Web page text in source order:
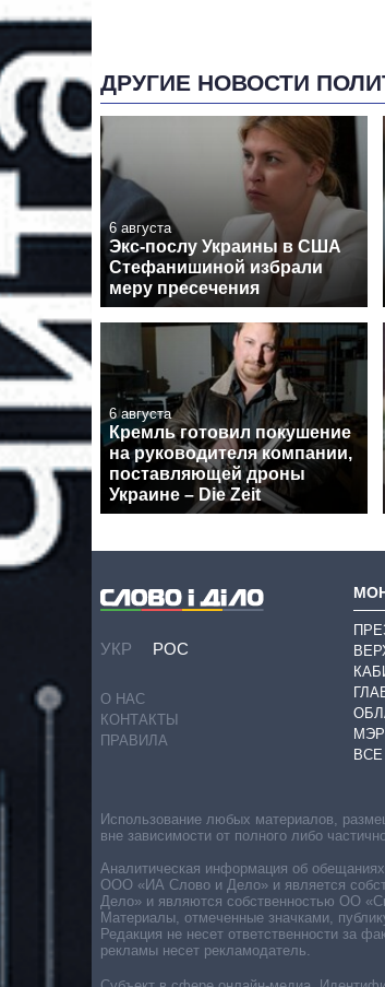
ДРУГИЕ НОВОСТИ
6 августа
Экс-послу Украины в США
Стефанишиной избрали
меру пресечения
6 августа
Кремль готовил покушение
на руководителя компании,
поставляющей дроны
Украине – Die Zeit
УКР РОС
О НАС
КОНТАКТЫ
ПРАВИЛА
Использование любых материалов,
вне зависимости от полного либо
Аналитическая информация об
ООО «ИА Слово и Дело» и является
Дело» и являются собственностью ОО
Материалы, отмеченные значками,
Редакция не несет ответственности за
рекламы несет рекламодатель.